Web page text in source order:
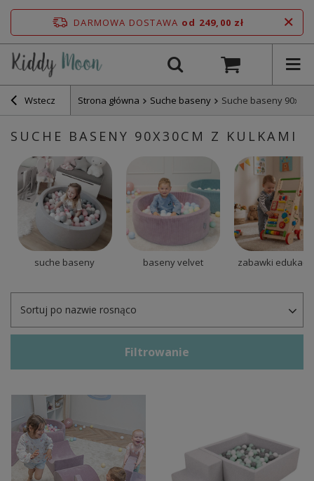
DARMOWA DOSTAWA od 249,00 zł
Wstecz Strona główna Suche baseny Suche baseny 90x30
SUCHE BASENY 90X30CM Z KULKAMI
suche baseny baseny velvet zabawki
Sortuj po nazwie rosnąco
Filtrowanie